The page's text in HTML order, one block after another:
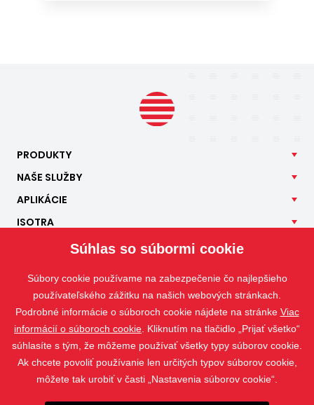
PRODUKTY
NAŠE SLUŽBY
APLIKÁCIE
ISOTRA
Súhlas so súbormi cookie
Súbory cookie používame na zabezpečenie čo najlepšieho
používateľského zážitku na našich webových stránkach.
Podrobné informácie o súboroch cookie nájdete na stránke Viac
informácií o súboroch cookie . Kliknutím na tlačidlo „Prijať všetko“
súhlasíte s tým, že môžeme používať všetky typy súborov cookie.
Ak chcete povoliť používanie len určitých typov súborov cookie,
môžete tak urobiť v časti „Nastavenia súborov cookie“.